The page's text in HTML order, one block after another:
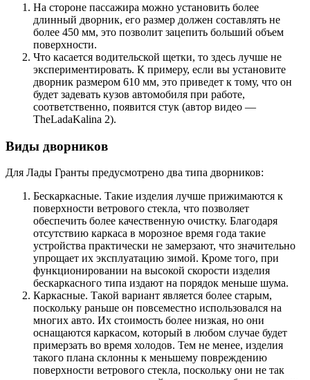
На стороне пассажира можно установить более
длинный дворник, его размер должен составлять не
более 450 мм, это позволит зацепить больший объем
поверхности.
Что касается водительской щетки, то здесь лучше не
экспериментировать. К примеру, если вы установите
дворник размером 610 мм, это приведет к тому, что он
будет задевать кузов автомобиля при работе,
соответственно, появится стук (автор видео —
TheLadaKalina 2).
Виды дворников
Для Лады Гранты предусмотрено два типа дворников:
Бескаркасные. Такие изделия лучше прижимаются к
поверхности ветрового стекла, что позволяет
обеспечить более качественную очистку. Благодаря
отсутствию каркаса в морозное время года такие
устройства практически не замерзают, что значительно
упрощает их эксплуатацию зимой. Кроме того, при
функционировании на высокой скорости изделия
бескаркасного типа издают на порядок меньше шума.
Каркасные. Такой вариант является более старым,
поскольку раньше он повсеместно использовался на
многих авто. Их стоимость более низкая, но они
оснащаются каркасом, который в любом случае будет
примерзать во время холодов. Тем не менее, изделия
такого плана склонны к меньшему повреждению
поверхности ветрового стекла, поскольку они не так